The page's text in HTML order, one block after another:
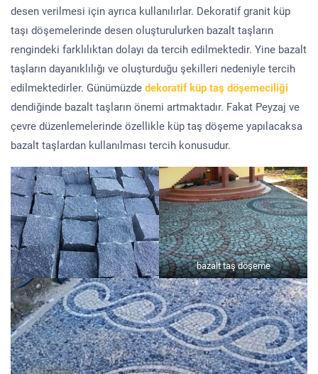
desen verilmesi için ayrıca kullanılırlar. Dekoratif granit küp
taşı döşemelerinde desen oluşturulurken bazalt taşların
rengindeki farklılıktan dolayı da tercih edilmektedir. Yine bazalt
taşların dayanıklılığı ve oluşturduğu şekilleri nedeniyle tercih
edilmektedirler. Günümüzde dekoratif küp taş döşemeciliği
dendiğinde bazalt taşların önemi artmaktadır. Fakat Peyzaj ve
çevre düzenlemelerinde özellikle küp taş döşeme yapılacaksa
bazalt taşlardan kullanılması tercih konusudur.
bazalt taş döşeme